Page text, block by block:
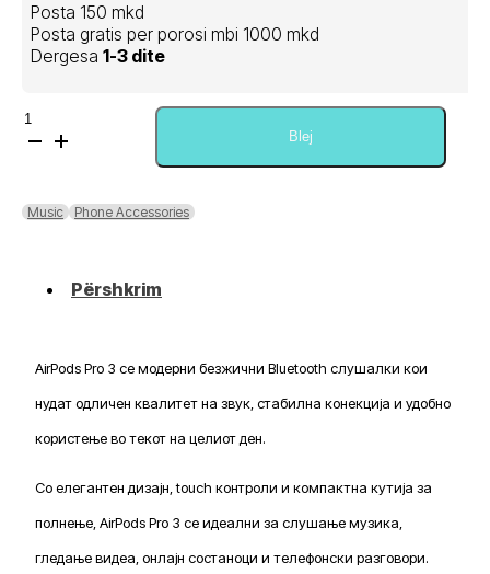
Posta 150 mkd
Posta gratis per porosi mbi 1000 mkd
Dergesa 1-3 dite
Sasi
AirPods
Blej
Music Phone Accessories
Përshkrim
AirPods Pro 3 се модерни безжични Bluetooth слушалки кои
нудат одличен квалитет на звук, стабилна конекција и удобно
користење во текот на целиот ден.
Со елегантен дизајн, touch контроли и компактна кутија за
полнење, AirPods Pro 3 се идеални за слушање музика,
гледање видеа, онлајн состаноци и телефонски разговори.